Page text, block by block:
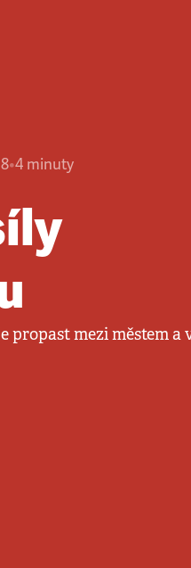
•4 minuty
mezi městem a